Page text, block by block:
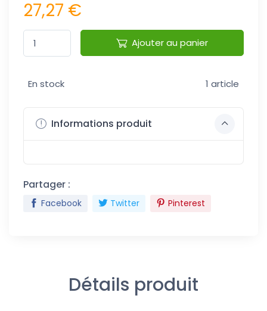
27,27 €
Ajouter au panier
En stock 1 article
Informations produit
Partager :
Facebook Twitter Pinterest
Détails produit